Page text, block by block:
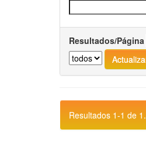
Resultados/Página
Resultados 1-1 de 1.